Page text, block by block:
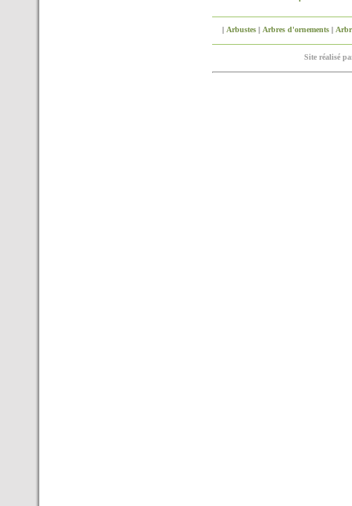
| Arbustes| Arbres d'ornements|
Site réalisé